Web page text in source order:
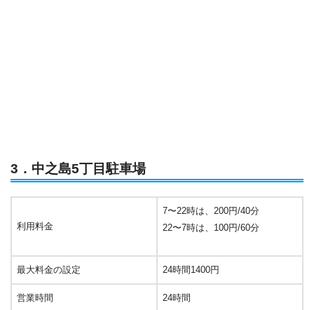
3．中之島5丁目駐車場
利用料金
7〜22時は、200円/40分
22〜7時は、100円/60分
最大料金の設定 24時間1400円
営業時間 24時間